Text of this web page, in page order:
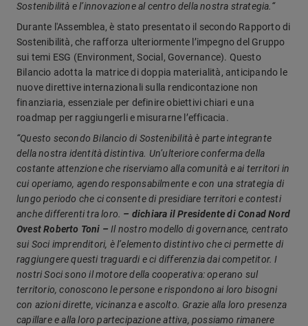
Sostenibilità e l’innovazione al centro della nostra strategia.“
Durante l'Assemblea, è stato presentato il secondo Rapporto di
Sostenibilità, che rafforza ulteriormente l’impegno del Gruppo
sui temi ESG (Environment, Social, Governance). Questo
Bilancio adotta la matrice di doppia materialità, anticipando le
nuove direttive internazionali sulla rendicontazione non
finanziaria, essenziale per definire obiettivi chiari e una
roadmap per raggiungerli e misurarne l’efficacia.
“Questo secondo Bilancio di Sostenibilità è parte integrante
della nostra identità distintiva. Un’ulteriore conferma della
costante attenzione che riserviamo alla comunità e ai territori in
cui operiamo, agendo responsabilmente e con una strategia di
lungo periodo che ci consente di presidiare territori e contesti
anche differenti tra loro. – dichiara il Presidente di Conad Nord
Ovest Roberto Toni – Il nostro modello di governance, centrato
sui Soci imprenditori, è l’elemento distintivo che ci permette di
raggiungere questi traguardi e ci differenzia dai competitor. I
nostri Soci sono il motore della cooperativa: operano sul
territorio, conoscono le persone e rispondono ai loro bisogni
con azioni dirette, vicinanza e ascolto. Grazie alla loro presenza
capillare e alla loro partecipazione attiva, possiamo rimanere